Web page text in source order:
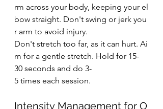
rm across your body, keeping your el
bow straight. Don't swing or jerk you
r arm to avoid injury.
Don't stretch too far, as it can hurt. Ai
m for a gentle stretch. Hold for 15-
30 seconds and do 3-
5 times each session.
Intensity Management for O